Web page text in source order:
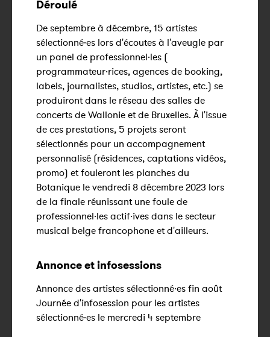
Déroulé
De septembre à décembre, 15 artistes
sélectionné·es lors d'écoutes à l'aveugle par
un panel de professionnel·les (
programmateur·rices, agences de booking,
labels, journalistes, studios, artistes, etc.) se
produiront dans le réseau des salles de
concerts de Wallonie et de Bruxelles. À l'issue
de ces prestations, 5 projets seront
sélectionnés pour un accompagnement
personnalisé (résidences, captations vidéos,
promo) et fouleront les planches du
Botanique le vendredi 8 décembre 2023 lors
de la finale réunissant une foule de
professionnel·les actif·ives dans le secteur
musical belge francophone et d'ailleurs.
Annonce et infosessions
Annonce des artistes sélectionné·es fin août
Journée d'infosession pour les artistes
sélectionné·es le mercredi 4 septembre